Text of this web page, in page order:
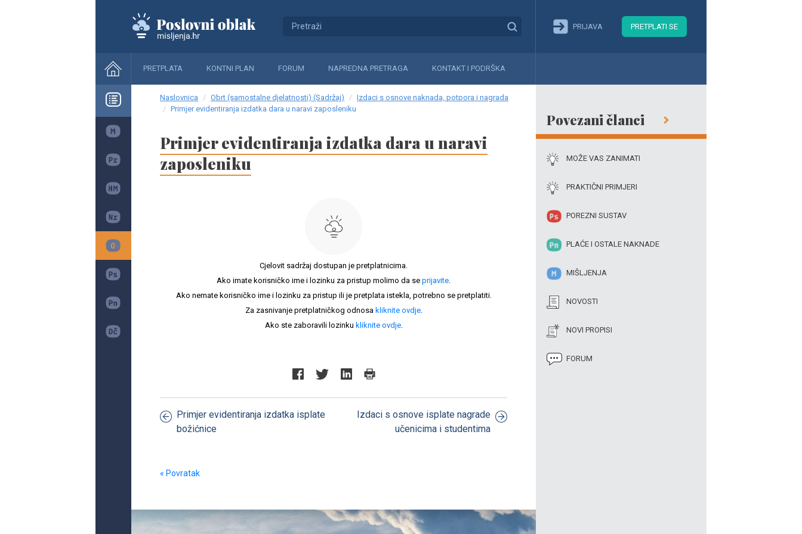
PRIJAVA PRETPLATI SE
PRETPLATA KONTNI PLAN FORUM NAPREDNA PRETRAGA KONTAKT I PODRŠKA
Povezani članci
MOŽE VAS ZANIMATI
PRAKTIČNI PRIMJERI
POREZNI SUSTAV
PLAĆE I OSTALE NAKNADE
MIŠLJENJA
NOVOSTI
NOVI PROPISI
FORUM
Naslovnica Obrt (samostalne djelatnosti) (Sadržaj)
Izdaci s osnove naknada, potpora i nagrada
Primjer evidentiranja izdatka dara u naravi zaposleniku
Primjer evidentiranja izdatka dara u naravi
zaposleniku
Cjelovit sadržaj dostupan je pretplatnicima.
Ako imate korisničko ime i lozinku za pristup molimo da se prijavite.
Ako nemate korisničko ime i lozinku za pristup ili je pretplata istekla, potrebno se pretplatiti.
Za zasnivanje pretplatničkog odnosa kliknite ovdje.
Ako ste zaboravili lozinku kliknite ovdje.
Primjer evidentiranja izdatka isplate
božićnice
Izdaci s osnove isplate nagrade
učenicima i studentima
« Povratak